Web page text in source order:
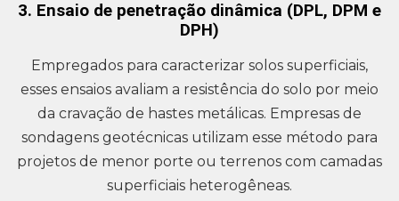
3. Ensaio de penetração dinâmica (DPL, DPM e
DPH)
Empregados para caracterizar solos superficiais,
esses ensaios avaliam a resistência do solo por meio
da cravação de hastes metálicas. Empresas de
sondagens geotécnicas utilizam esse método para
projetos de menor porte ou terrenos com camadas
superficiais heterogêneas.